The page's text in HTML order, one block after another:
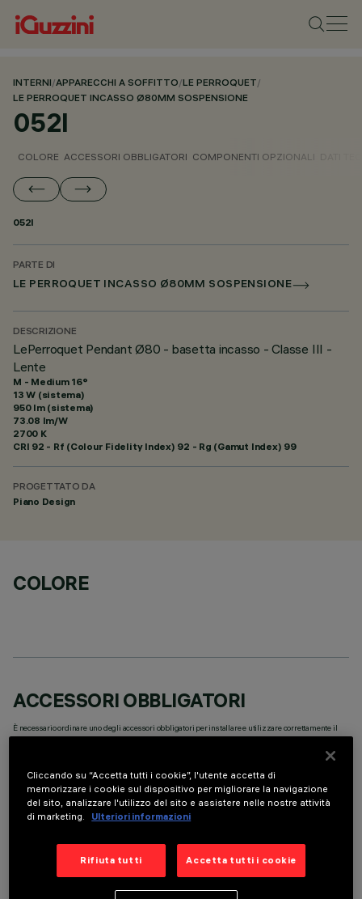
INTERNI/APPARECCHI A SOFFITTO/LE PERROQUET/
LE PERROQUET INCASSO Ø80MM SOSPENSIONE
052I
COLORE ACCESSORI OBBLIGATORI COMPONENTI OPZIONALI
052I
PARTE DI
LE PERROQUET INCASSO Ø80MM SOSPENSIONE
DESCRIZIONE
LePerroquet Pendant Ø80 - basetta incasso - Classe III -
Lente
M - Medium 16°
13 W (sistema)
950 lm (sistema)
73.08 lm/W
2700 K
CRI 92 - Rf (Colour Fidelity Index) 92 - Rg (Gamut Index) 99
PROGETTATO DA
Piano Design
COLORE
ACCESSORI OBBLIGATORI
È necessario ordinare uno degli accessori obbligatori per installare e utilizzare correttamente il
prodotto:
COMPONENTI OPZIONALI
Cliccando su “Accetta tutti i cookie”, l'utente accetta di
memorizzare i cookie sul dispositivo per migliorare la navigazione
del sito, analizzare l'utilizzo del sito e assistere nelle nostre attività
di marketing.
Ulteriori informazioni
Rifiuta tutti Accetta tutti i cookie